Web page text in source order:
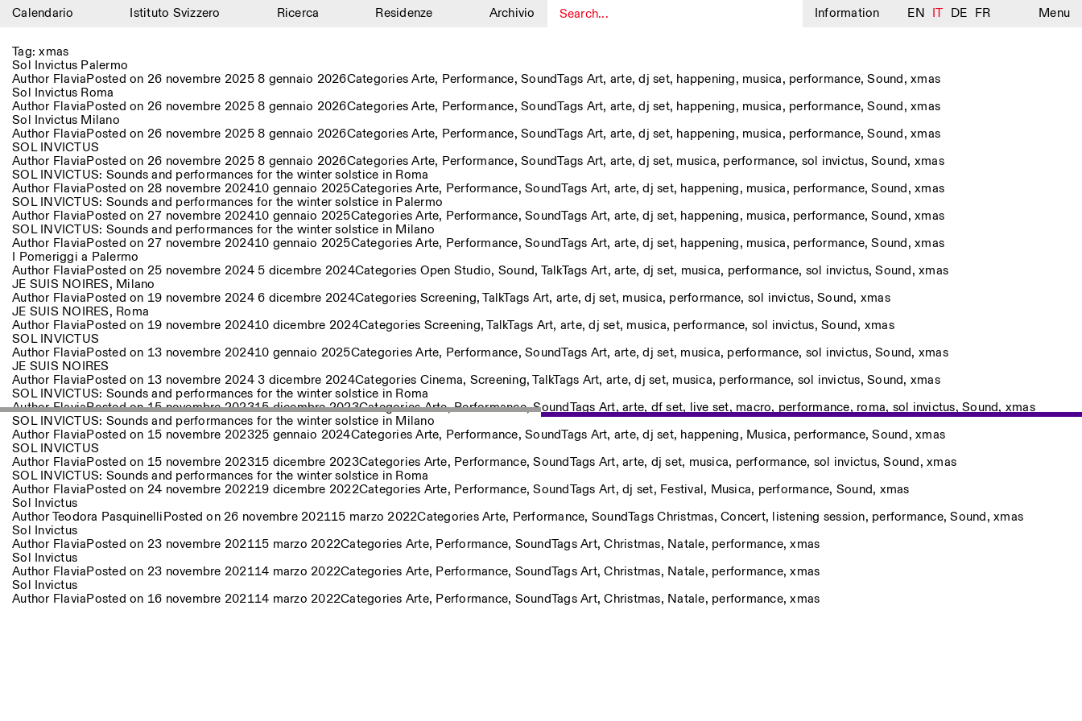
Calendario Istituto Svizzero Ricerca Residenze Archivio Information EN IT DE FR Menu
Calendario
Istituto Svizzero
Ricerca
Residenze
Archivio
Blog
Organizzazione
Biblioteca
Jobs
Altre Attività
NEWSLETTER
Registrati alla nostra newsletter per ricevere informazioni sui nostri eventi
Facebook Instagram Linkedin Vimeo Privacy Policy
Tag:xmas
Sol Invictus Palermo
Author FlaviaPosted on 26 novembre 20258 gennaio 2026CategoriesArte, Performance, SoundTags Art, arte,dj set, happening, musica, performance,Sound, xmas
Sol Invictus Roma
Author FlaviaPosted on 26 novembre 20258 gennaio 2026CategoriesArte, Performance, SoundTags Art, arte,dj set, happening, musica, performance,Sound, xmas
Sol Invictus Milano
Author FlaviaPosted on 26 novembre 20258 gennaio 2026CategoriesArte, Performance, SoundTags Art, arte,dj set, happening, musica, performance,Sound, xmas
SOL INVICTUS
Author FlaviaPosted on 26 novembre 20258 gennaio 2026CategoriesArte, Performance, SoundTags Art, arte,dj set, musica, performance, sol invictus, Sound, xmas
SOL INVICTUS: Sounds and performances for the winter solstice in Roma
Author FlaviaPosted on 28 novembre 202410 gennaio 2025CategoriesArte, Performance, SoundTags Art, arte,dj set, happening, musica, performance,Sound, xmas
SOL INVICTUS: Sounds and performances for the winter solstice in Palermo
Author FlaviaPosted on 27 novembre 202410 gennaio 2025CategoriesArte, Performance, SoundTags Art, arte,dj set, happening, musica, performance,Sound, xmas
SOL INVICTUS: Sounds and performances for the winter solstice in Milano
Author FlaviaPosted on 27 novembre 202410 gennaio 2025CategoriesArte, Performance, SoundTags Art, arte,dj set, happening, musica, performance,Sound, xmas
I Pomeriggi a Palermo
Author FlaviaPosted on 25 novembre 20245 dicembre 2024Categories Open Studio, Sound, TalkTags Art, arte, dj set, musica, performance, sol invictus,Sound, xmas
JE SUIS NOIRES, Milano
Author FlaviaPosted on 19 novembre 20246 dicembre 2024Categories Screening,TalkTags Art, arte,dj set, musica, performance, sol invictus, Sound, xmas
JE SUIS NOIRES, Roma
Author FlaviaPosted on 19 novembre 202410 dicembre 2024Categories Screening,TalkTags Art, arte,dj set, musica, performance, sol invictus, Sound, xmas
SOL INVICTUS
Author FlaviaPosted on 13 novembre 202410 gennaio 2025CategoriesArte, Performance, SoundTags Art, arte,dj set, musica, performance, sol invictus, Sound, xmas
JE SUIS NOIRES
Author FlaviaPosted on 13 novembre 20243 dicembre 2024Categories Cinema, Screening,TalkTags Art, arte,dj set, musica, performance, sol invictus, Sound, xmas
SOL INVICTUS: Sounds and performances for the winter solstice in Roma
AuthorFlaviaPosted on15 novembre 202315 dicembre 2023CategoriesArte,Performance,SoundTags Art, arte, df set, live set, macro, performance, roma, sol invictus, Sound, xmas
SOL INVICTUS: Sounds and performances for the winter solstice in Milano
Author FlaviaPosted on 15 novembre 202325 gennaio 2024CategoriesArte, Performance, SoundTags Art, arte,dj set, happening, Musica, performance,Sound, xmas
SOL INVICTUS
Author FlaviaPosted on 15 novembre 202315 dicembre 2023Categories Arte, Performance,SoundTags Art, arte, dj set, musica, performance, sol invictus,Sound, xmas
SOL INVICTUS: Sounds and performances for the winter solstice in Roma
Author FlaviaPosted on 24 novembre 202219 dicembre 2022Categories Arte, Performance,SoundTags Art, dj set, Festival, Musica, performance, Sound, xmas
Sol Invictus
Author Teodora PasquinelliPosted on 26 novembre 202115 marzo 2022Categories Arte, Performance, SoundTagsChristmas, Concert, listening session, performance,Sound, xmas
Sol Invictus
Author FlaviaPosted on 23 novembre 202115 marzo 2022Categories Arte, Performance, SoundTags Art,Christmas, Natale, performance,xmas
Sol Invictus
Author FlaviaPosted on 23 novembre 202114 marzo 2022Categories Arte, Performance, SoundTags Art,Christmas, Natale, performance,xmas
Sol Invictus
Author FlaviaPosted on 16 novembre 202114 marzo 2022Categories Arte, Performance, SoundTags Art,Christmas, Natale, performance,xmas